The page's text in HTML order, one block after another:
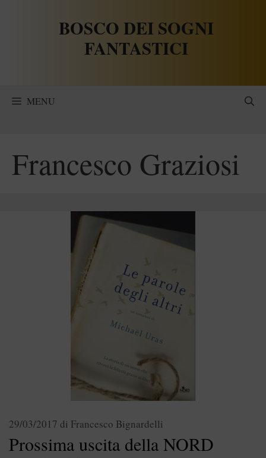
BOSCO DEI SOGNI
FANTASTICI
MENU
Francesco Graziosi
Prossima uscita della NORD
29/03/2017 di Francesco Bignardelli